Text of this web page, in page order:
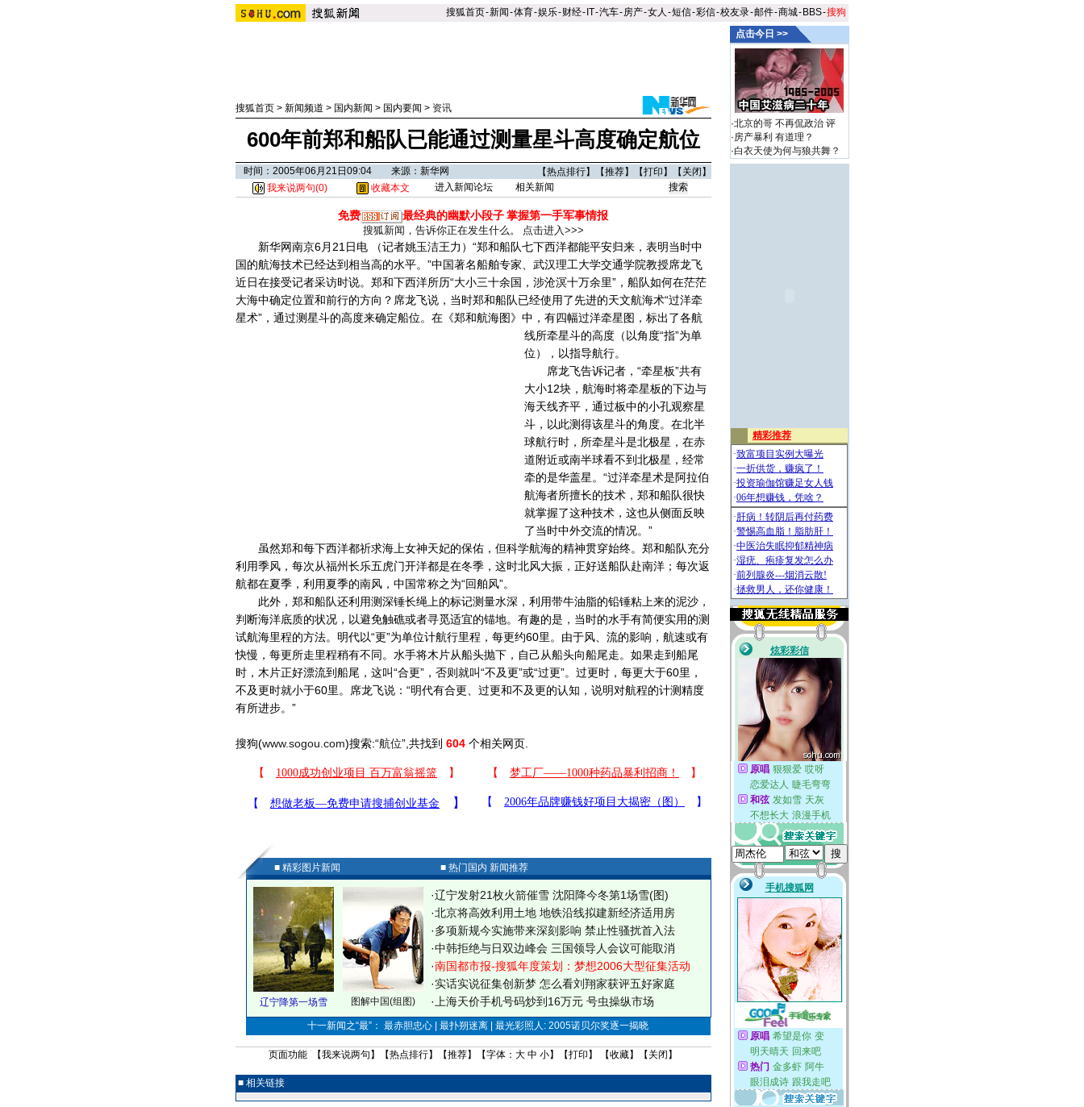
搜狐首页-新闻-体育-娱乐-财经- IT-汽车-房产-女人 -短信-彩信-校友录-邮件-商城- BBS-搜狗
搜狐首页> 新闻频道 > 国内新闻 > 国内要闻 > 资讯
600年前郑和船队已能通过测量星斗高度确定航位
时间：2005年06月21日09:04 来源：新华网 【热点排行】【推荐】【打印 】【 关闭 】
我来说两句(0) 收藏本文 进入新闻论坛 相关新闻
免费 最经典的幽默小段子掌握第一手军事情报
搜狐新闻，告诉你正在发生什么。 点击进入>>>
新华网南京6月21日电 （记者姚玉洁王力）“郑和船队七下西洋都能平安归来，表明当时中
国的航海技术已经达到相当高的水平。”中国著名船舶专家、武汉理工大学交通学院教授席龙飞
近日在接受记者采访时说。郑和下西洋所历“大小三十余国，涉沧溟十万余里”，船队如何在茫茫
大海中确定位置和前行的方向？席龙飞说，当时郑和船队已经使用了先进的天文航海术“过洋牵
星术”，通过测星斗的高度来确定船位。 在《郑和航海图》中，有四幅过洋牵星图，标出了各航
线所牵星斗的高度（以角度“指”为单
位），以指导航行。
席龙飞告诉记者，“牵星板”共有
大小12块，航海时将牵星板的下边与
海天线齐平，通过板中的小孔观察星
斗，以此测得该星斗的角度。在北半
球航行时，所牵星斗是北极星，在赤
道附近或南半球看不到北极星，经常
牵的是华盖星。“过洋牵星术是阿拉伯
航海者所擅长的技术，郑和船队很快
就掌握了这种技术，这也从侧面反映
了当时中外交流的情况。”
虽然郑和每下西洋都祈求海上女神天妃的保佑，但科学航海的精神贯穿始终。郑和船队充分
利用季风，每次从福州长乐五虎门开洋都是在冬季，这时北风大振，正好送船队赴南洋；每次返
航都在夏季，利用夏季的南风，中国常称之为“回舶风”。
此外，郑和船队还利用测深锤长绳上的标记测量水深，利用带牛油脂的铅锤粘上来的泥沙，
判断海洋底质的状况，以避免触礁或者寻觅适宜的锚地。有趣的是，当时的水手有简便实用的测
试航海里程的方法。明代以“更”为单位计航行里程，每更约60里。由于风、流的影响，航速或有
快慢，每更所走里程稍有不同。水手将木片从船头抛下，自己从船头向船尾走。如果走到船尾
时，木片正好漂流到船尾，这叫“合更”，否则就叫“不及更”或“过更”。过更时，每更大于60里，
不及更时就小于60里。席龙飞说：“明代有合更、过更和不及更的认知，说明对航程的计测精度
有所进步。”
搜狗(www.sogou.com)搜索:“航位”,共找到 604 个相关网页.
■ 精彩图片新闻 ■ 热门国内 新闻推荐
辽宁降第一场雪 图解中国(组图)
·辽宁发射21枚火箭催雪 沈阳降今冬第1场雪(图)
·北京将高效利用土地 地铁沿线拟建新经济适用房
·多项新规今实施带来深刻影响 禁止性骚扰首入法
·中韩拒绝与日双边峰会 三国领导人会议可能取消
·南国都市报-搜狐年度策划：梦想2006大型征集活动
·实话实说征集创新梦 怎么看刘翔家获评五好家庭
· 上海天价手机号码炒到16万元 号虫操纵市场
十一新闻之“最”： 最赤胆忠心 | 最扑朔迷离 | 最光彩照人: 2005诺贝尔奖逐一揭晓
页面功能 【我来说两句 】【热点排行】【推荐】【字体： 大 中 小】【打印 】 【收藏】【 关闭 】
■ 相关链接
点击今日 >>
·北京的哥 不再侃政治 评
·房产暴利 有道理？
·白衣天使为何与狼共舞？